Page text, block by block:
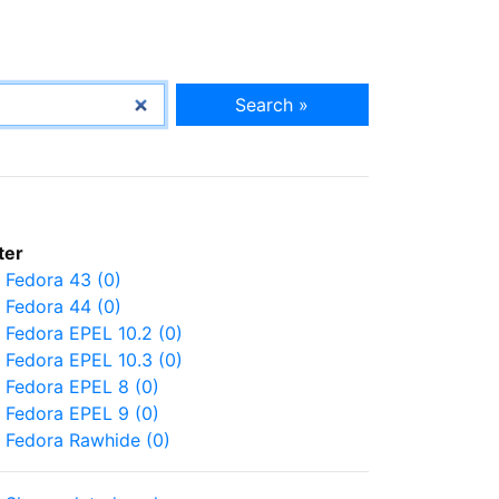
Search »
Fedora 43 (0)
Fedora 44 (0)
Fedora EPEL 10.2 (0)
Fedora EPEL 10.3 (0)
Fedora EPEL 8 (0)
Fedora EPEL 9 (0)
Fedora Rawhide (0)